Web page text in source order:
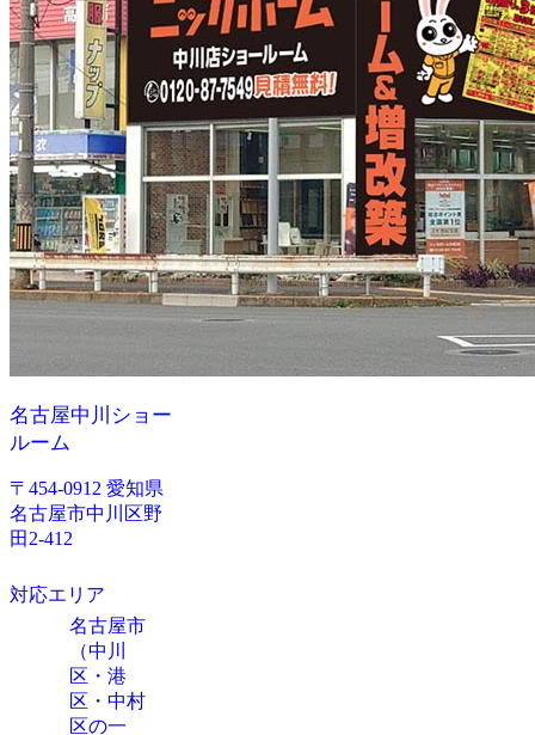
名古屋中川ショー
ルーム
〒454-0912 愛知県
名古屋市中川区野
田2-412
対応エリア
名古屋市
（中川
区・港
区・中村
区の一